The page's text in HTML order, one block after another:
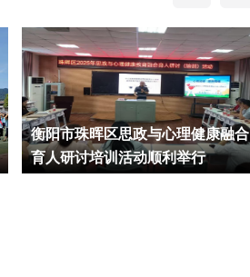
衡阳市珠晖区思政与心理健康融合
育人研讨培训活动顺利举行